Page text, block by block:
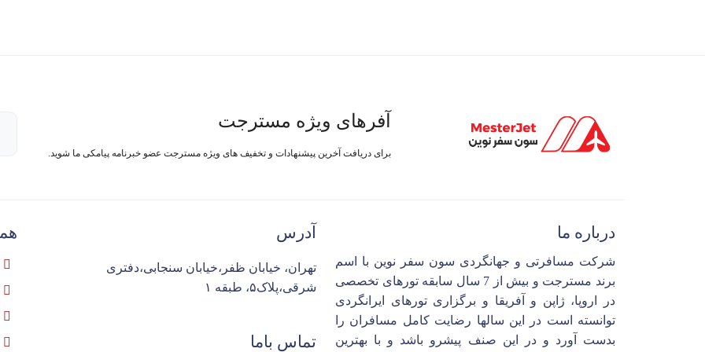
آفرهای ویژه مسترجت
برای دریافت آخرین پیشنهادات و تخفیف های ویژه مسترجت عضو خبرنامه پیامکی ما شوید.
درباره ما
شرکت مسافرتی و جهانگردی سون سفر نوین با اسم
برند مسترجت و بیش از 7 سال سابقه تورهای تخصصی
در اروپا، ژاپن و آفریقا و برگزاری تورهای ایرانگردی
توانسته است در این سالها رضایت کامل مسافران را
بدست آورد و در این صنف پیشرو باشد و با بهترین
آدرس
تهران، خیابان ظفر،خیابان سنجابی،دفتری
شرقی،پلاک۵، طبقه ۱
تماس باما